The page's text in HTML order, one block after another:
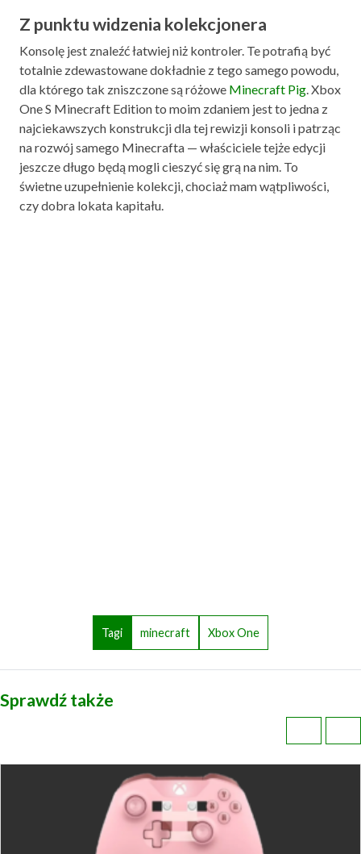
Z punktu widzenia kolekcjonera
Konsolę jest znaleźć łatwiej niż kontroler. Te potrafią być
totalnie zdewastowane dokładnie z tego samego powodu,
dla którego tak zniszczone są różowe Minecraft Pig . Xbox
One S Minecraft Edition to moim zdaniem jest to jedna z
najciekawszych konstrukcji dla tej rewizji konsoli i patrząc
na rozwój samego Minecrafta — właściciele tejże edycji
jeszcze długo będą mogli cieszyć się grą na nim. To
świetne uzupełnienie kolekcji, chociaż mam wątpliwości,
czy dobra lokata kapitału.
Tagi minecraft Xbox One
Sprawdź także